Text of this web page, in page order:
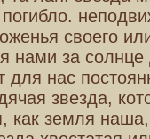
погибло.
своего
нами за солнце
для нас
звезда,
как земля